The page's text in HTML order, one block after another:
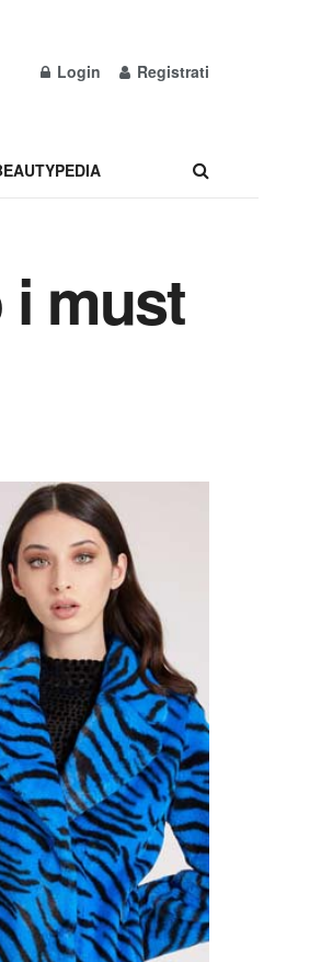
Login Registrati
i must